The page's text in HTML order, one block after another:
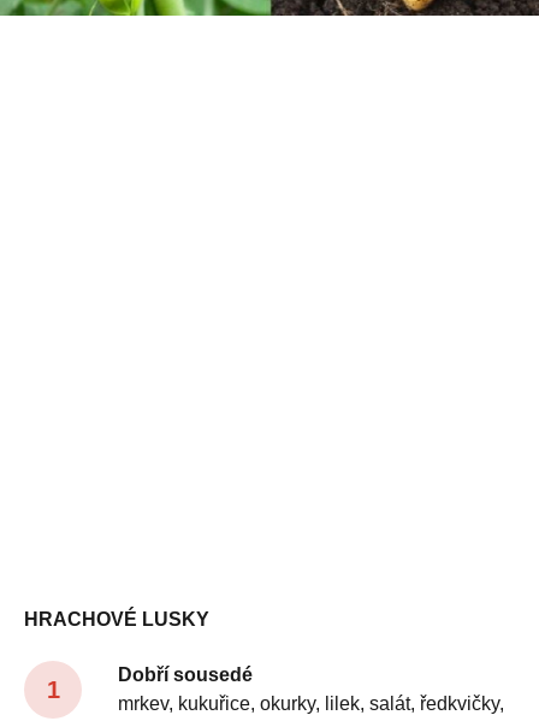
HRACHOVÉ LUSKY
Dobří sousedé
mrkev, kukuřice, okurky, lilek, salát, ředkvičky,